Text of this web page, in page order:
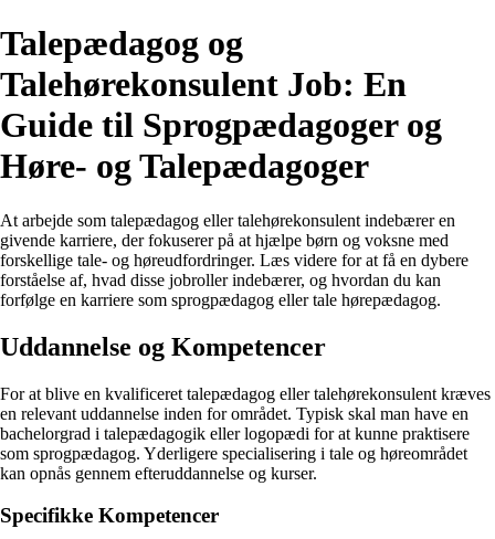
Talepædagog og
Talehørekonsulent Job: En
Guide til Sprogpædagoger og
Høre- og Talepædagoger
At arbejde som talepædagog eller talehørekonsulent indebærer en
givende karriere, der fokuserer på at hjælpe børn og voksne med
forskellige tale- og høreudfordringer. Læs videre for at få en dybere
forståelse af, hvad disse jobroller indebærer, og hvordan du kan
forfølge en karriere som sprogpædagog eller tale hørepædagog.
Uddannelse og Kompetencer
For at blive en kvalificeret talepædagog eller talehørekonsulent kræves
en relevant uddannelse inden for området. Typisk skal man have en
bachelorgrad i talepædagogik eller logopædi for at kunne praktisere
som sprogpædagog. Yderligere specialisering i tale og høreområdet
kan opnås gennem efteruddannelse og kurser.
Specifikke Kompetencer